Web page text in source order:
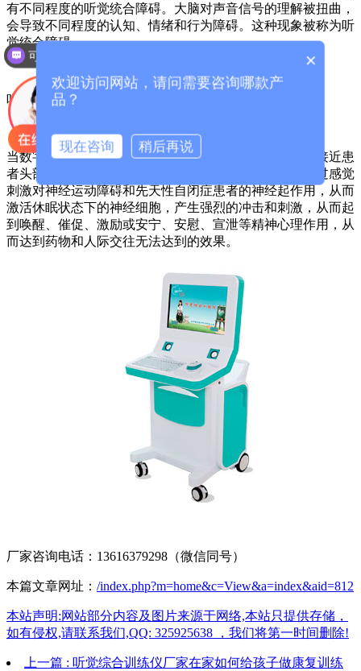
有不同程度的听觉统合障碍。大脑对声音信号的理解被扭曲，
会导致不同程度的认知、情绪和行为障碍。这种现象被称为听
觉统合障碍。
听觉统合训练有助于儿童逐渐摆脱心理行为障碍。
当数字听觉软件产生诱导信号的高保真立体耳机舒适地接近患
者头部的音色，旋律和节奏变化融为一体时，其声波通过感觉
刺激对神经运动障碍和先天性自闭症患者的神经起作用，从而
激活休眠状态下的神经细胞，产生强烈的冲击和刺激，从而起
到唤醒、催促、激励或安宁、安慰、宣泄等精神心理作用，从
而达到药物和人际交往无法达到的效果。
厂家咨询电话：13616379298（微信同号）
本篇文章网址： /index.php?m=home&c=View&a=index&aid=812
本站声明:网站部分内容及图片来源于网络,本站只提供存储，
如有侵权,请联系我们,QQ: 325925638 ，我们将第一时间删除!
上一篇 : 听觉综合训练仪厂家在家如何给孩子做康复训练
×
欢迎访问网站，请问需要咨询哪款产
品？
现在咨询 稍后再说